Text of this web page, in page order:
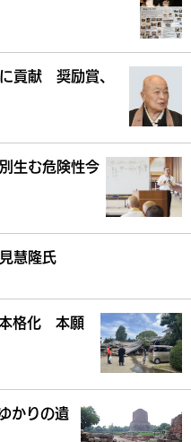
貢献 奨励賞、
生む危険性今
慧隆氏
格化 本願
かりの遺